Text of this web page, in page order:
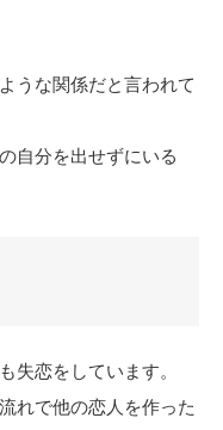
うな関係だと言われて
自分を出せずにいる
失恋をしています。
れで他の恋人を作った